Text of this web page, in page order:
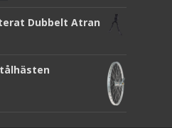
priset
19
Dubbelt Atran